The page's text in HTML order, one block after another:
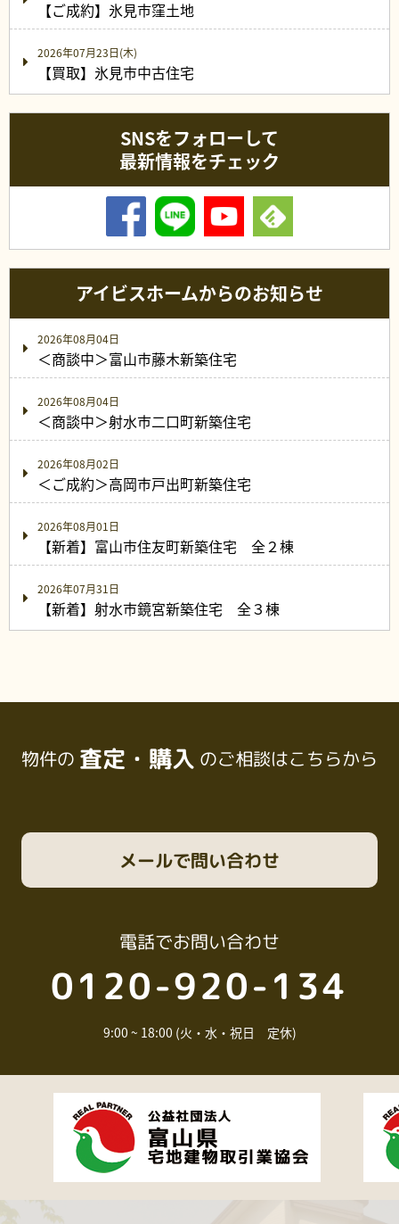
【ご成約】氷見市窪土地
2026年07月23日(木)
【買取】氷見市中古住宅
SNSをフォローして
最新情報をチェック
アイビスホームからのお知らせ
2026年08月04日
＜商談中＞富山市藤木新築住宅
2026年08月04日
＜商談中＞射水市二口町新築住宅
2026年08月02日
＜ご成約＞高岡市戸出町新築住宅
2026年08月01日
【新着】富山市住友町新築住宅 全２棟
2026年07月31日
【新着】射水市鏡宮新築住宅 全３棟
物件の 査定・購入 のご相談はこちらから
電話でお問い合わせ
0120-920-134
9:00 ~ 18:00 (火・水・祝日 定休)
メールで問い合わせ